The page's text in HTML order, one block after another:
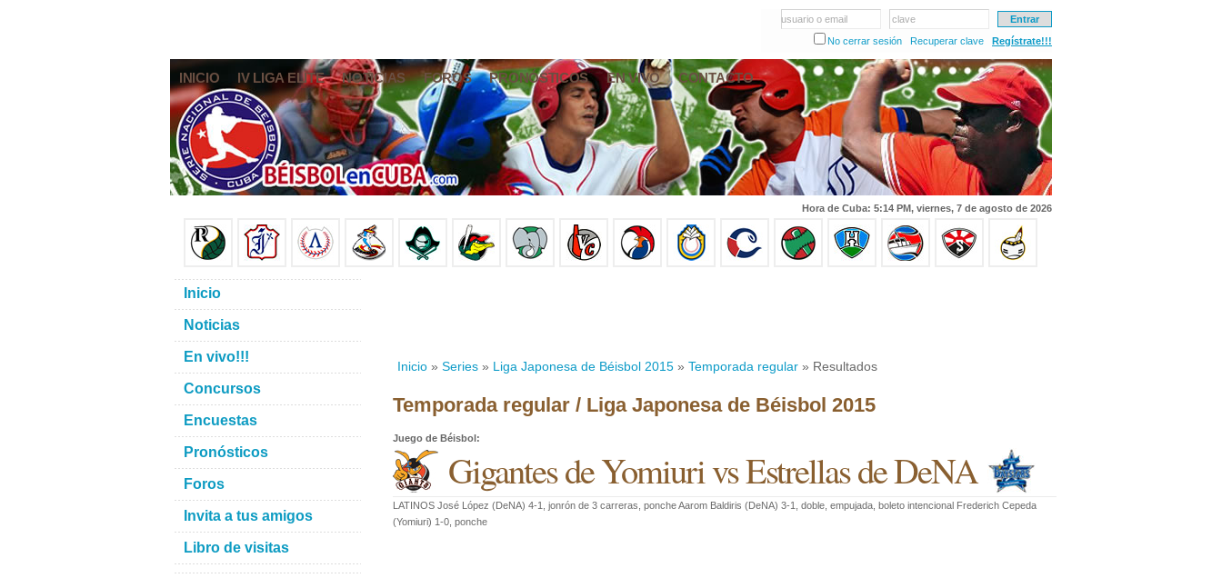
usuario o email
clave
No cerrar sesión
Recuperar clave Regístrate!!!
INICIO IV LIGA ELITE NOTICIAS FOROS PRONÓSTICOS EN VIVO CONTACTO
Hora de Cuba: 5:14 PM, viernes, 7 de agosto de 2026
Inicio » Series » Liga Japonesa de Béisbol 2015 » Temporada regular » Resultados
Temporada regular / Liga Japonesa de Béisbol 2015
Juego de Béisbol:
Gigantes de Yomiuri vs Estrellas de DeNA
LATINOS José López (DeNA) 4-1, jonrón de 3 carreras, ponche Aarom Baldiris (DeNA) 3-1, doble, empujada, boleto intencional Frederich Cepeda
(Yomiuri) 1-0, ponche
Inicio
Noticias
En vivo!!!
Concursos
Encuestas
Pronósticos
Foros
Invita a tus amigos
Libro de visitas